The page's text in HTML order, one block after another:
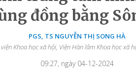
đồng bằng
PGS, TS NGUYỄN THỊ SONG HÀ
Khoa học xã hội, Viện Hàn lâm Khoa học xã
09:27, ngày 04-12-2024